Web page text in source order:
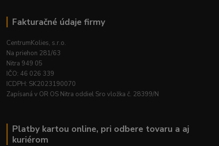
Fakturačné údaje firmy
CentrumKolies, s.r.o.
Na priehon 281/63
Nitra 949 05
IČO: 46 026 339
ICDPH: SK2023190070
Zapísaná v OR OS Nitra oddiel Sro vložka č. 28399/N
Platby kartou online, pri odbere tovaru a aj
kuriérom